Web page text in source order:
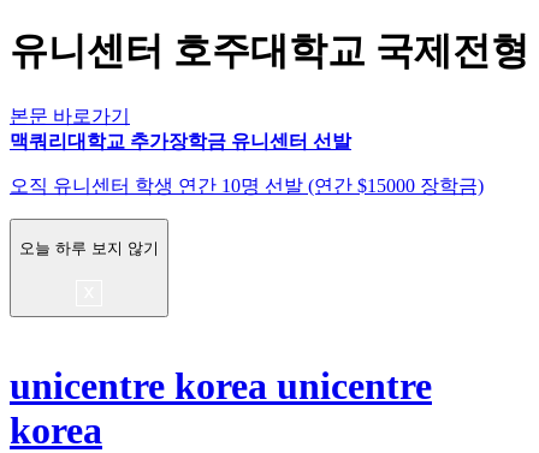
유니센터 호주대학교 국제전형
본문 바로가기
맥쿼리대학교 추가장학금 유니센터 선발
오직 유니센터 학생 연간 10명 선발 (연간 $15000 장학금)
오늘 하루 보지 않기
unicentre korea unicentre
korea